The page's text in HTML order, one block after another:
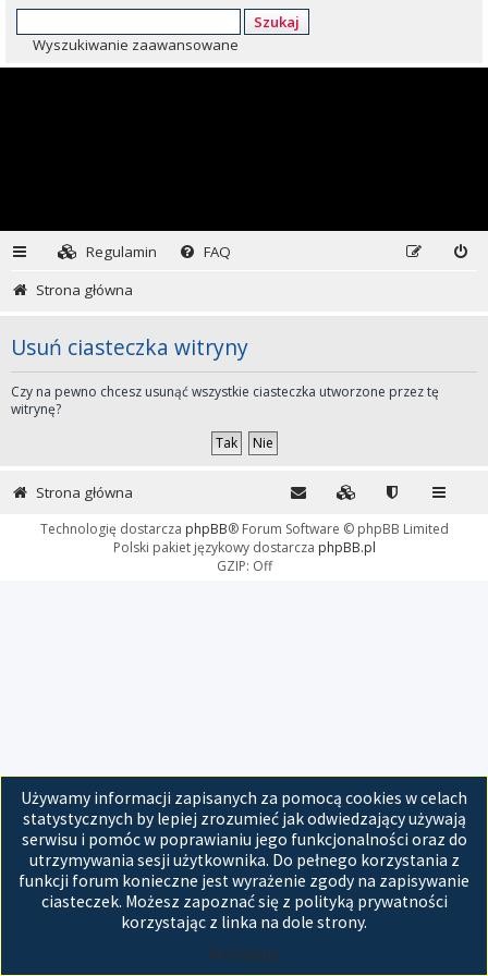
Szukaj
Wyszukiwanie zaawansowane
Regulamin
FAQ
Strona główna
Usuń ciasteczka witryny
Czy na pewno chcesz usunąć wszystkie ciasteczka utworzone przez tę
witrynę?
Używamy informacji zapisanych za pomocą cookies w celach
statystycznych by lepiej zrozumieć jak odwiedzający używają
serwisu i pomóc w poprawianiu jego funkcjonalności oraz do
utrzymywania sesji użytkownika. Do pełnego korzystania z
funkcji forum konieczne jest wyrażenie zgody na zapisywanie
ciasteczek. Możesz zapoznać się z polityką prywatności
korzystając z linka na dole strony.
Akceptuję
Strona główna
Technologię dostarcza phpBB® Forum Software © phpBB Limited
Polski pakiet językowy dostarcza phpBB.pl
GZIP: Off